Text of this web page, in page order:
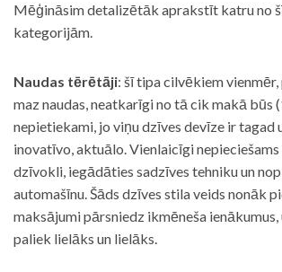
Mēģināsim detalizētāk aprakstīt katru no
kategorijām.
Naudas tērētāji: šī tipa cilvēkiem
maz naudas, neatkarīgi no tā cik makā būs
nepietiekami, jo viņu dzīves devīze ir tagad
inovatīvo, aktuālo. Vienlaicīgi
dzīvokli, iegādāties sadzīves tehniku un
automašīnu. Šāds dzīves stila veids nonāk
maksājumi pārsniedz ikmēneša ienākumus,
paliek lielāks un lielāks.